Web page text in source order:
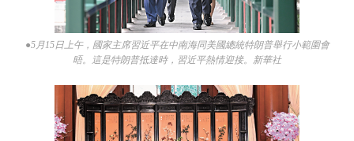
●5月15日上午，國家主席習近平在中南海同美國總統特朗普舉行小範圍會
晤。這是特朗普抵達時，習近平熱情迎接。新華社